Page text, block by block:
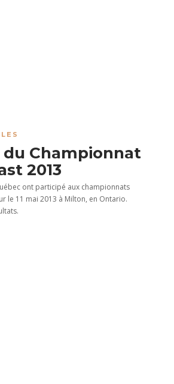
Championnat
2013
ont participé aux championnats
le 11 mai 2013 à Milton, en Ontario.